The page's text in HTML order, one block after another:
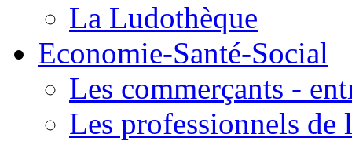
La Ludothèque
Economie-Santé-Social
Les commerçants -
Les professionnels de